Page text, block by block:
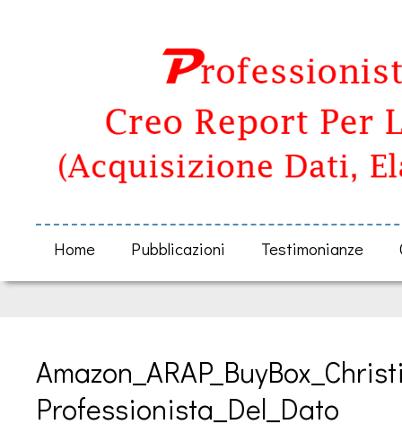
Home Pubblicazioni Testimonianze
Professionista_Del_Dato